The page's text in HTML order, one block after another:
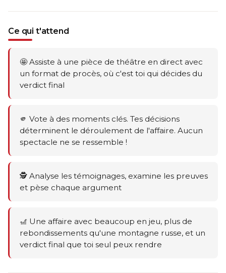
Ce qui t'attend
🤩 Assiste à une pièce de théâtre en direct avec
un format de procès, où c'est toi qui décides du
verdict final
🫵 Vote à des moments clés. Tes décisions
déterminent le déroulement de l'affaire. Aucun
spectacle ne se ressemble !
🕵️ Analyse les témoignages, examine les preuves
et pèse chaque argument
🎢 Une affaire avec beaucoup en jeu, plus de
rebondissements qu'une montagne russe, et un
verdict final que toi seul peux rendre